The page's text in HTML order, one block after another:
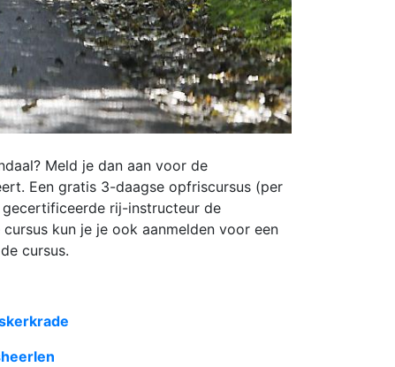
Meld je dan aan voor de
Een gratis 3-daagse opfriscursus (per
rij-instructeur de
kun je je ook aanmelden voor een
cursus.